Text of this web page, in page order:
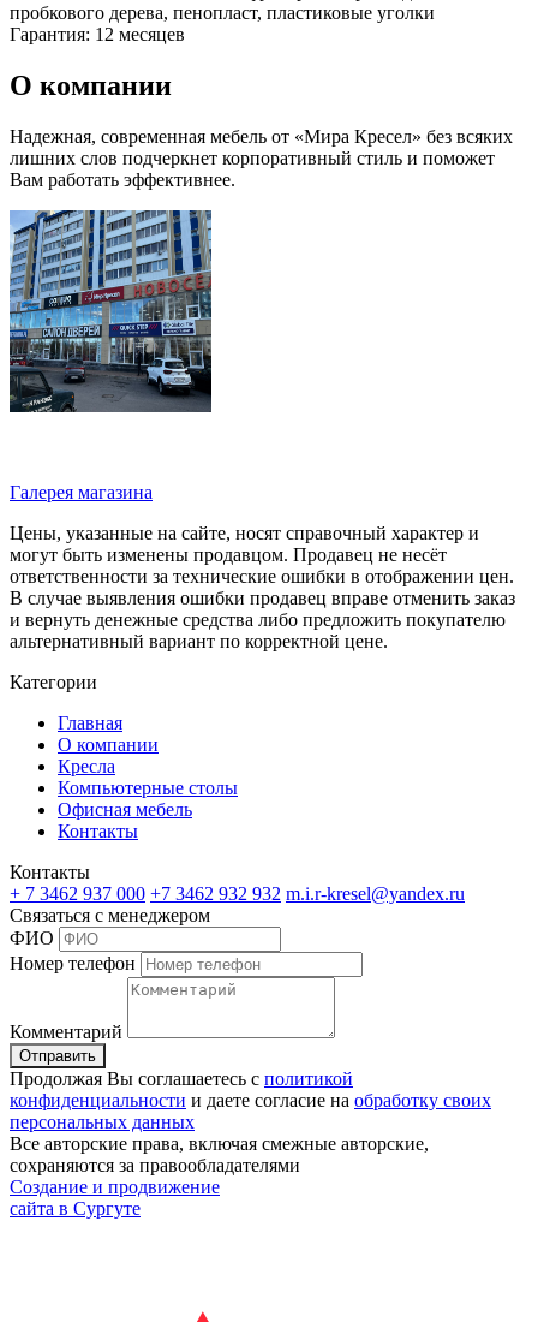
пробкового дерева, пенопласт, пластиковые уголки
Гарантия: 12 месяцев
О компании
Надежная, современная мебель от «Мира Кресел» без всяких
лишних слов подчеркнет корпоративный стиль и поможет
Вам работать эффективнее.
Галерея магазина
Цены, указанные на сайте, носят справочный характер и
могут быть изменены продавцом. Продавец не несёт
ответственности за технические ошибки в отображении цен.
В случае выявления ошибки продавец вправе отменить заказ
и вернуть денежные средства либо предложить покупателю
альтернативный вариант по корректной цене.
Категории
Главная
О компании
Кресла
Компьютерные столы
Офисная мебель
Контакты
Контакты
+ 7 3462 937 000 +7 3462 932 932 m.i.r-kresel@yandex.ru
Связаться с менеджером
ФИО
Номер телефон
Комментарий
Отправить
Продолжая Вы соглашаетесь с политикой
конфиденциальности и даете согласие на обработку своих
персональных данных
Все авторские права, включая смежные авторские,
сохраняются за правообладателями
Создание и продвижение
сайта в Сургуте